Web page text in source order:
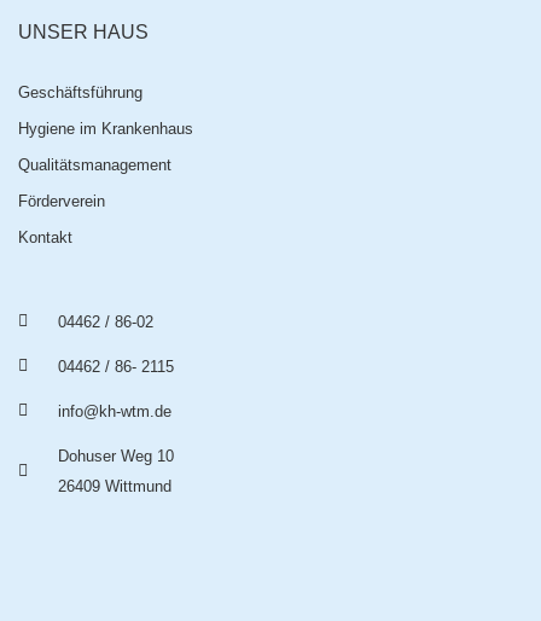
UNSER HAUS
Geschäftsführung
Hygiene im Krankenhaus
Qualitätsmanagement
Förderverein
Kontakt
04462 / 86-02
04462 / 86- 2115
info@kh-wtm.de
Dohuser Weg 10
26409 Wittmund